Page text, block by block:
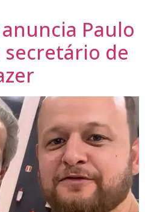
Paulo
secretário de